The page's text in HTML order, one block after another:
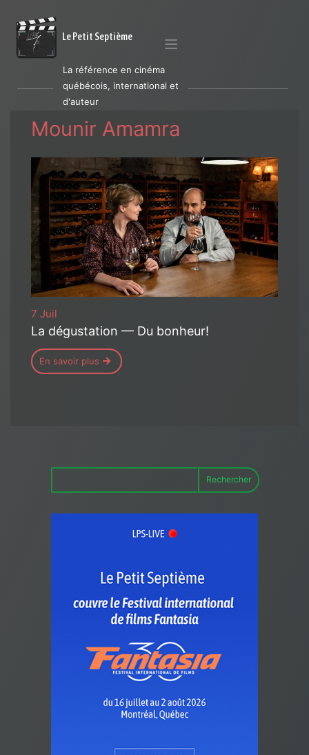
Le Petit Septième
La référence en cinéma
québécois, international et
d'auteur
Mounir Amamra
7 Juil
La dégustation — Du bonheur!
En savoir plus
Rechercher